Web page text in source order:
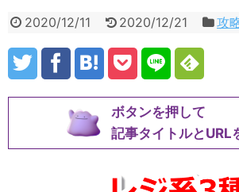
2020/12/11 2020/12/21 攻
ボタンを押して
記事タイトルとURL